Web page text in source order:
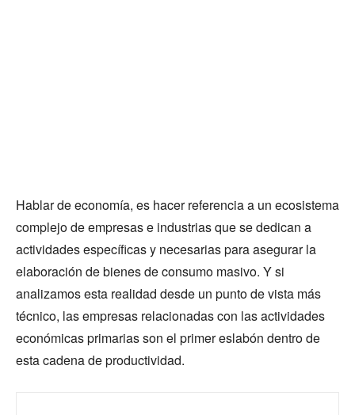
Hablar de economía, es hacer referencia a un ecosistema
complejo de empresas e industrias que se dedican a
actividades específicas y necesarias para asegurar la
elaboración de bienes de consumo masivo. Y si
analizamos esta realidad desde un punto de vista más
técnico, las empresas relacionadas con las actividades
económicas primarias son el primer eslabón dentro de
esta cadena de productividad.